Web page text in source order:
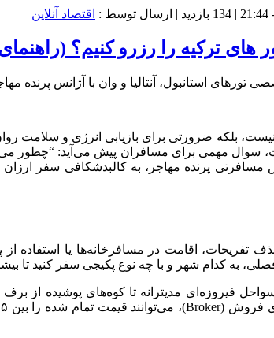
134 بازدید | ارسال توسط : اقتصاد آنلاین
ترکیه را رزرو کنیم؟ (راهنمای
استانبول، آنتالیا و وان با آژانس پرنده
بلکه ضرورتی برای بازیابی انرژی و سلامت
سوال مهمی برای مسافران پیش می‌آید: “چطور
مسافرتی پرنده مهاجر، به کالبدشکافی سفر
فیروزه‌ای مدیترانه تا کوه‌های پوشیده از